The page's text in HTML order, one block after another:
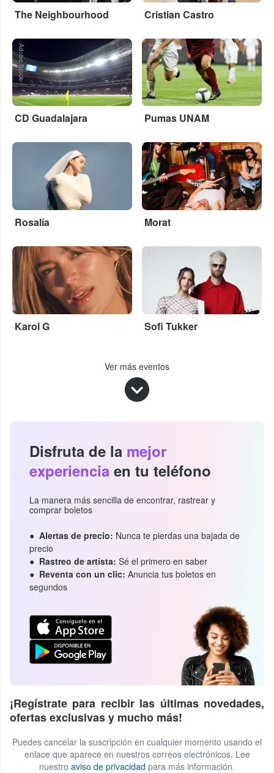
The Neighbourhood Cristian Castro
Adobe Stock
CD Guadalajara
Adobe Stock
Pumas UNAM
...
Rosalía
...
Morat
...
Karol G Sofi Tukker
Ver más eventos
Disfruta de la mejor
experiencia en tu teléfono
La manera más sencilla de encontrar, rastrear y
comprar boletos
Alertas de precio: Nunca te pierdas una bajada de
precio
Rastreo de artista: Sé el primero en saber
Reventa con un clic: Anuncia tus boletos en
segundos
¡Regístrate para recibir las últimas novedades,
ofertas exclusivas y mucho más!
Puedes cancelar la suscripción en cualquier momento usando el
enlace que aparece en nuestros correos electrónicos. Lee
nuestro aviso de privacidad para más información.